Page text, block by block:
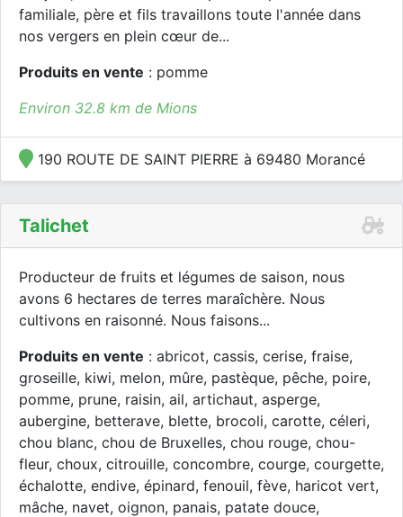
familiale, père et fils travaillons toute l'année dans
nos vergers en plein cœur de...
Produits en vente : pomme
Environ 32.8 km de Mions
190 ROUTE DE SAINT PIERRE à 69480 Morancé
Talichet
Producteur de fruits et légumes de saison, nous
avons 6 hectares de terres maraîchère. Nous
cultivons en raisonné. Nous faisons...
Produits en vente : abricot, cassis, cerise, fraise,
groseille, kiwi, melon, mûre, pastèque, pêche, poire,
pomme, prune, raisin, ail, artichaut, asperge,
aubergine, betterave, blette, brocoli, carotte, céleri,
chou blanc, chou de Bruxelles, chou rouge, chou-
fleur, choux, citrouille, concombre, courge, courgette,
échalotte, endive, épinard, fenouil, fève, haricot vert,
mâche, navet, oignon, panais, patate douce,